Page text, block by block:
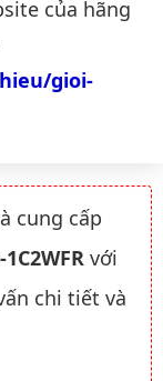
của hãng
gioi-
cung cấp
1C2WFR với
chi tiết và